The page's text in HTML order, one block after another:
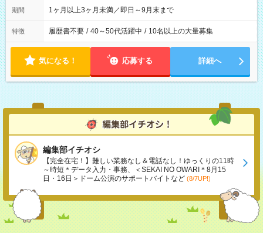
期間 1ヶ月以上3ヶ月未満／即日～9月末まで
特徴 履歴書不要 / 40～50代活躍中 / 10名以上の大量募集
気になる！ 応募する 詳細へ
編集部イチオシ
【完全在宅！】難しい業務なし＆電話なし！ゆっくりの11時
～時短＊データ入力・事務、＜SEKAI NO OWARI＊8月15
日・16日＞ドーム公演のサポートバイトなど (8/7UP!)